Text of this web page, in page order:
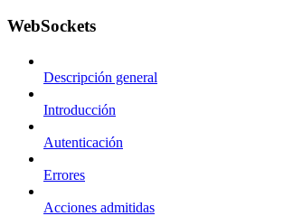
WebSockets
Descripción general
Introducción
Autenticación
Errores
Acciones admitidas